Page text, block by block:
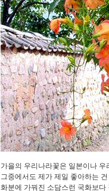
가을의 우리나라꽃은 일본이나 우
그중에서도 제가 제일 좋아하는
화분에 가꿔진 소담스런 국화보